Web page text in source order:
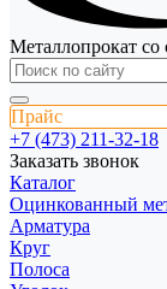
Металлопрокат со
Прайс
+7 (473) 211-32-18
Заказать звонок
Каталог
Оцинкованный
Арматура
Круг
Полоса